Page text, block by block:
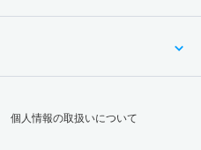
個人情報の取扱いについて